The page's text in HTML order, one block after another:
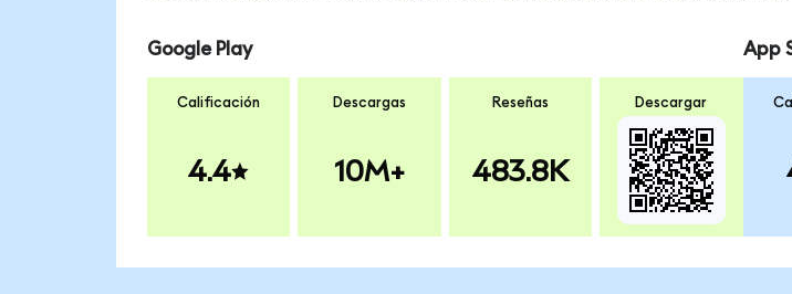
Google Play
Calificación
4.4
Descargas
10M+
Reseñas
483.8K
Descargar
App